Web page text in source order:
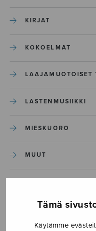
Tämä
Käytämme
KIRJAT
KOKOELMAT
LAAJAMUOTOISET
LASTENMUSIIKKI
MIESKUORO
MUUT
SEKAKUORO